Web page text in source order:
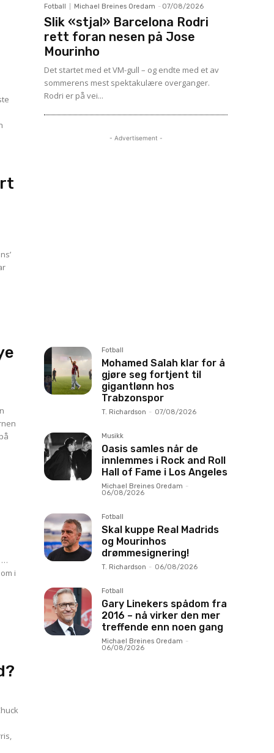
…
i
Fotball Michael Breines Oredam - 07/08/2026
Slik «stjal» Barcelona Rodri
rett foran nesen på Jose
Mourinho
Det startet med et VM-gull – og endte med et av
sommerens mest spektakulære overganger.
Rodri er på vei...
- Advertisement -
Fotball
Mohamed Salah klar for å
gjøre seg fortjent til
gigantlønn hos
Trabzonspor
T. Richardson - 07/08/2026
Musikk
Oasis samles når de
innlemmes i Rock and Roll
Hall of Fame i Los Angeles
Michael Breines Oredam -
06/08/2026
Fotball
Skal kuppe Real Madrids
og Mourinhos
drømmesignering!
T. Richardson - 06/08/2026
Fotball
Gary Linekers spådom fra
2016 – nå virker den mer
treffende enn noen gang
Michael Breines Oredam -
06/08/2026